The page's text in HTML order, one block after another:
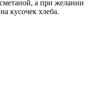
а при желании
кусочек хлеба.